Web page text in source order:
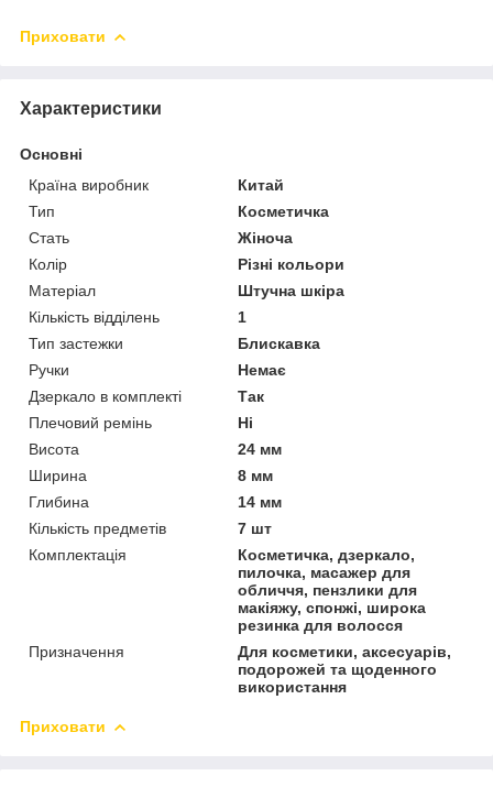
Приховати
Характеристики
Основні
Країна виробник
Китай
Тип
Косметичка
Стать
Жіноча
Колір
Різні кольори
Матеріал
Штучна шкіра
Кількість відділень
1
Тип застежки
Блискавка
Ручки
Немає
Дзеркало в комплекті
Так
Плечовий ремінь
Ні
Висота
24 мм
Ширина
8 мм
Глибина
14 мм
Кількість предметів
7 шт
Комплектація
Косметичка, дзеркало,
пилочка, масажер для
обличчя, пензлики для
макіяжу, спонжі, широка
резинка для волосся
Призначення
Для косметики, аксесуарів,
подорожей та щоденного
використання
Приховати